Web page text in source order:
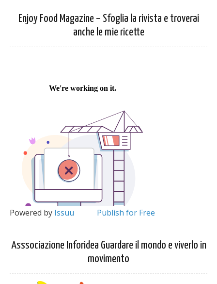
Enjoy Food Magazine – Sfoglia la rivista e troverai
anche le mie ricette
Powered by Issuu Publish for Free
Asssociazione Inforidea Guardare il mondo e viverlo in
movimento